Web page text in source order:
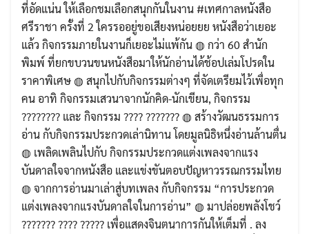
ที่อัดแน่น ให้เลือกชมเลือกสนุกกันในงาน #เทศกาลหนังสือ
ศรีราชา ครั้งที่ 2 ใครรออยู่ขอเสียงหน่อยยย หนังสือว่าเยอะ
แล้ว กิจกรรมภายในงานก็เยอะไม่แพ้กัน ◍ กว่า 60 สำนัก
พิมพ์ ที่ยกขบวนขนหนังสือมาให้นักอ่านได้ช้อปเล่มโปรดใน
ราคาพิเศษ ◍ สนุกไปกับกิจกรรมต่างๆ ที่จัดเตรียมไว้เพื่อทุก
คน อาทิ กิจกรรมเสวนาจากนักคิด-นักเขียน, กิจกรรม
???????? และ กิจกรรม ???? ??????? ◍ สร้างวัฒนธรรมการ
อ่าน กับกิจกรรมประกวดเล่านิทาน โดยมูลนิธิหนึ่งอ่านล้านตื่น
◍ เพลิดเพลินไปกับ กิจกรรมประกวดแต่งเพลงจากแรง
บันดาลใจจากหนังสือ และแข่งขันตอบปัญหาวรรณกรรมไทย
◍ จากการอ่านมาเล่าสู่บทเพลง กับกิจกรรม “การประกวด
แต่งเพลงจากแรงบันดาลใจในการอ่าน” ◍ มาปล่อยพลังโชว์
??????? ???? ????? เพื่อแสดงจินตนาการกันให้เต็มที่ . ลง